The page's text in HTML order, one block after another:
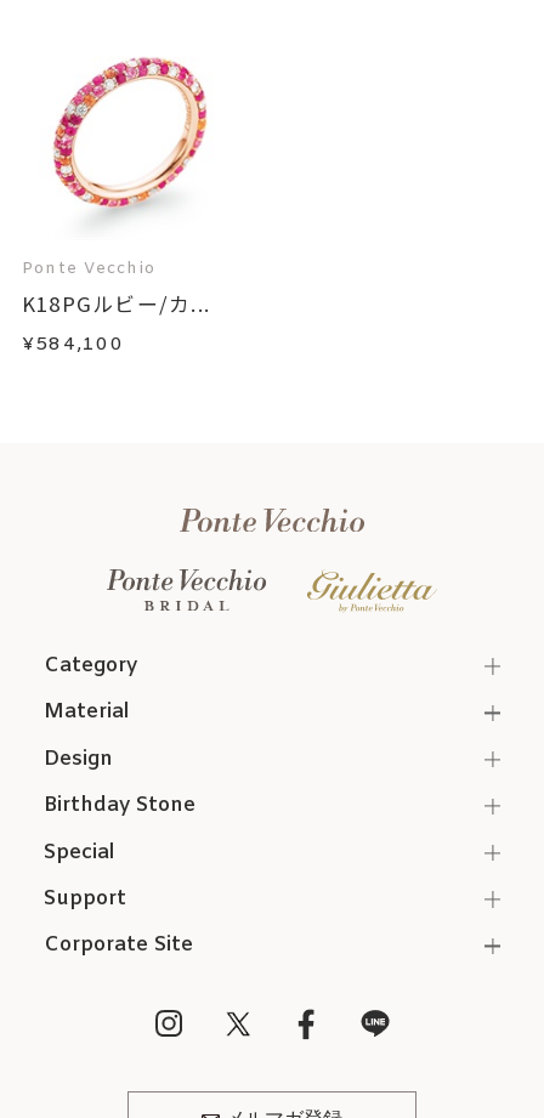
Ponte Vecchio
K18PGルビー/カ...
¥584,100
Category
Support
Corporate Site
Material
Design
Birthday Stone
Special